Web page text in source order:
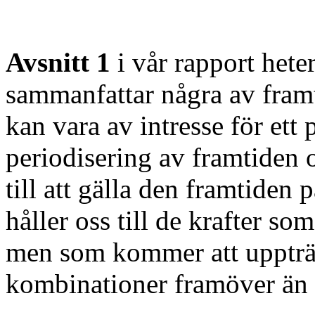
Avsnitt 1 i vår rapport
sammanfattar några av
kan vara av intresse för ett
periodisering av framtiden
till att gälla den framtiden
håller oss till de krafter
men som kommer att
kombinationer framöver än